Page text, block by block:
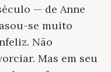
— de Anne
se muito
Não
Mas em seu